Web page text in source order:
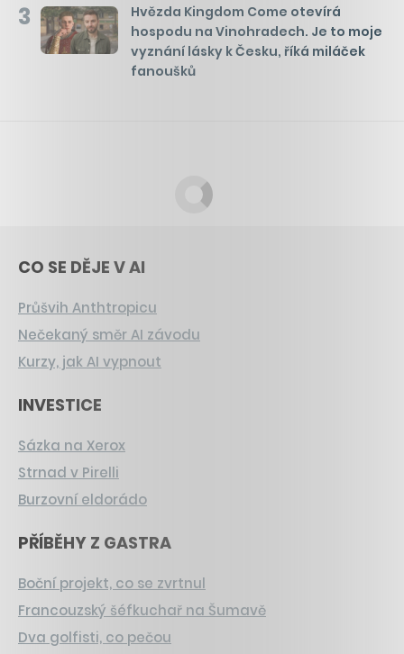
3
Hvězda Kingdom Come otevírá
hospodu na Vinohradech. Je to moje
vyznání lásky k Česku, říká miláček
fanoušků
CO SE DĚJE V AI
Průšvih Anthtropicu
Nečekaný směr AI závodu
Kurzy, jak AI vypnout
INVESTICE
Sázka na Xerox
Strnad v Pirelli
Burzovní eldorádo
PŘÍBĚHY Z GASTRA
Boční projekt, co se zvrtnul
Francouzský šéfkuchař na Šumavě
Dva golfisti, co pečou